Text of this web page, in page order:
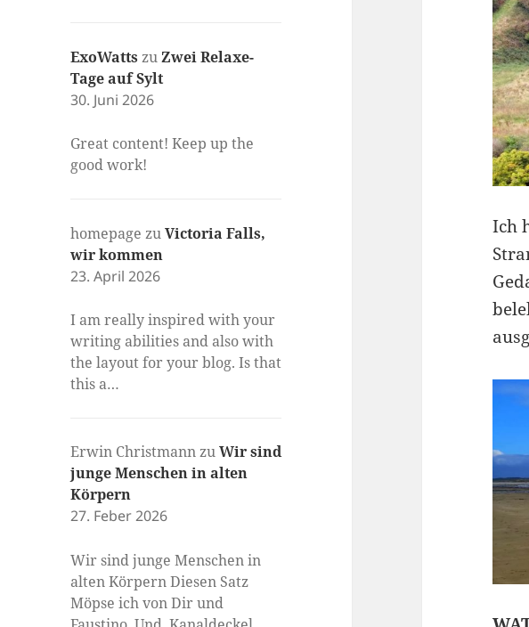
ExoWatts zuZwei Relaxe-
Tage auf Sylt
30. Juni 2026
Great content! Keep up the
good work!
homepage zuVictoria Falls,
wir kommen
23. April 2026
I am really inspired with your
writing abilities and also with
the layout for your blog. Is that
this a…
Erwin ChristmannzuWir sind
junge Menschen in alten
Körpern
27. Feber 2026
Wir sind junge Menschen in
alten Körpern Diesen Satz
Möpse ich von Dir und
Ich